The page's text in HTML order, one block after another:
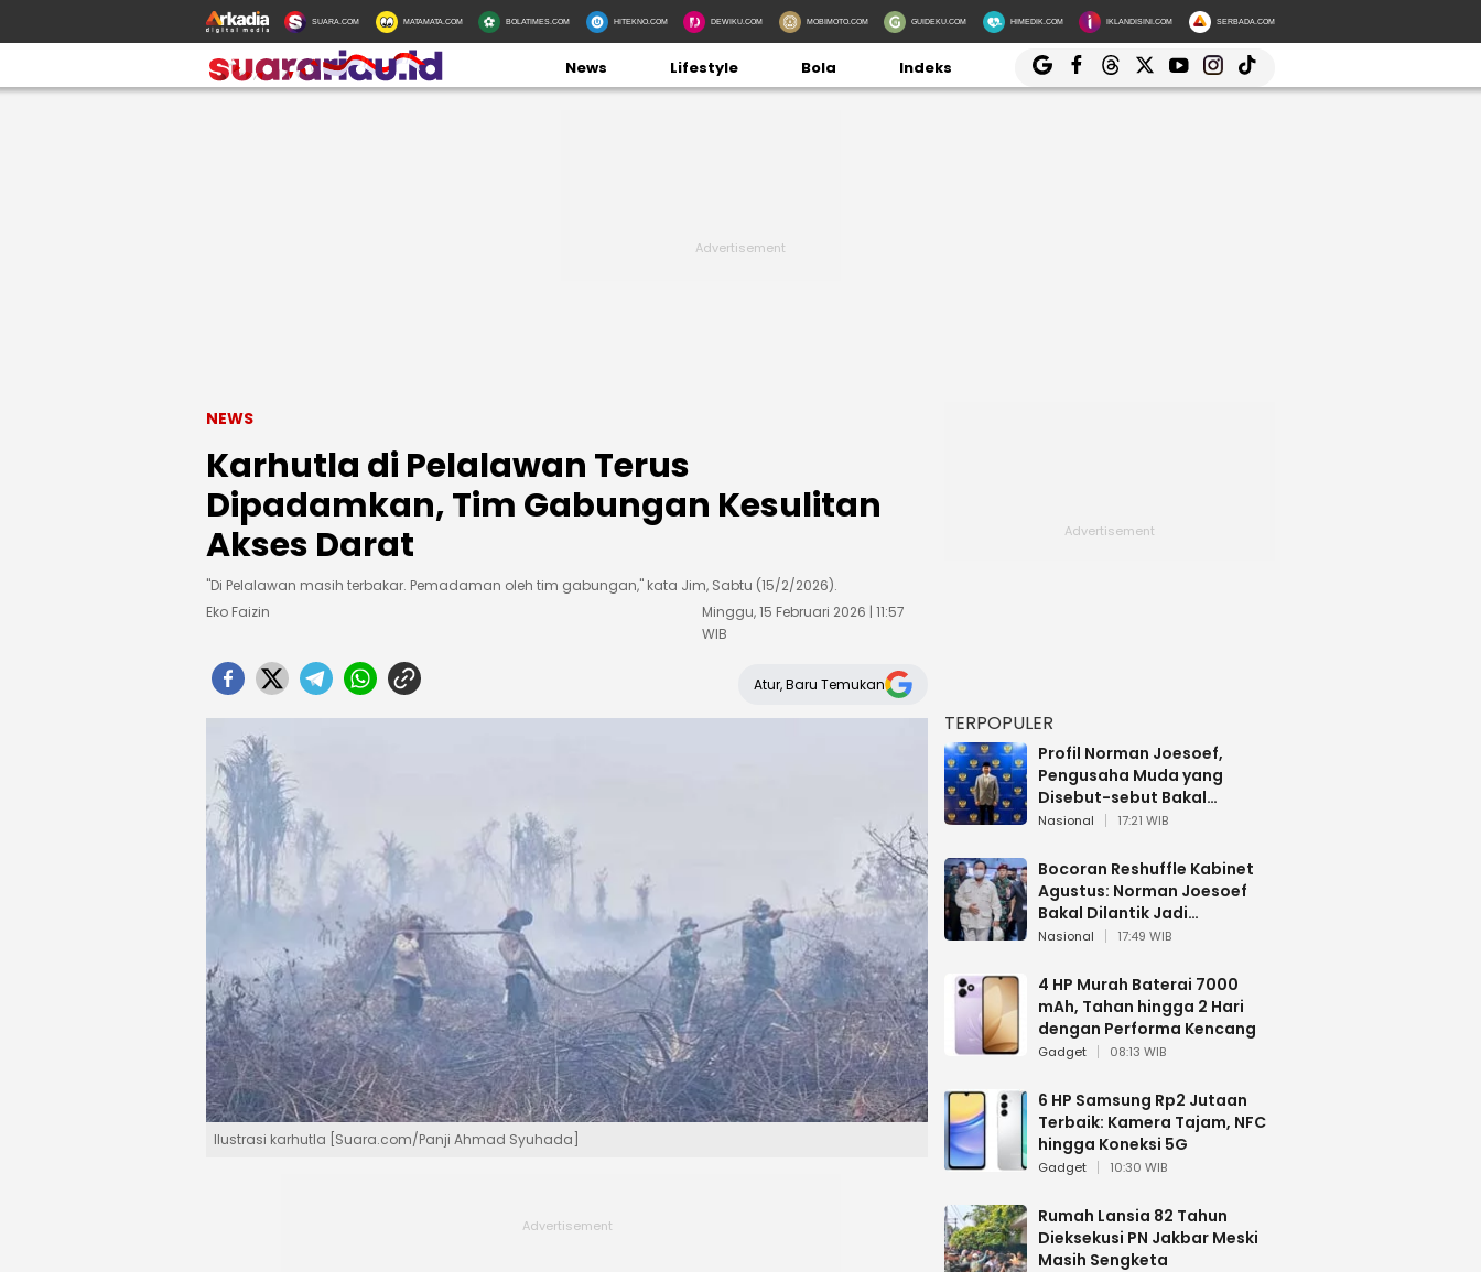
SUARA.COM MATAMATA.COM BOLATIMES.COM HITEKNO.COM DEWIKU.COM MOBIMOTO.COM GUIDEKU.COM HIMEDIK.COM IKLANDISINI.COM SERBADA.COM
News Lifestyle Bola Indeks
NEWS
Karhutla di Pelalawan Terus
Dipadamkan, Tim Gabungan Kesulitan
Akses Darat
"Di Pelalawan masih terbakar. Pemadaman oleh tim gabungan," kata Jim, Sabtu (15/2/2026).
Eko Faizin
Minggu, 15 Februari 2026 | 11:57
WIB
Atur, Baru Temukan
Ilustrasi karhutla [Suara.com/Panji Ahmad Syuhada]
TERPOPULER
Profil Norman Joesoef,
Pengusaha Muda yang
Disebut-sebut Bakal
Dilantik Jadi Wamenhan RI
Nasional 17:21 WIB
Bocoran Reshuffle Kabinet
Agustus: Norman Joesoef
Bakal Dilantik Jadi
Wamenhan RI
Nasional 17:49 WIB
4 HP Murah Baterai 7000
mAh, Tahan hingga 2 Hari
dengan Performa Kencang
Gadget 08:13 WIB
6 HP Samsung Rp2 Jutaan
Terbaik: Kamera Tajam, NFC
hingga Koneksi 5G
Gadget 10:30 WIB
Rumah Lansia 82 Tahun
Dieksekusi PN Jakbar Meski
Masih Sengketa